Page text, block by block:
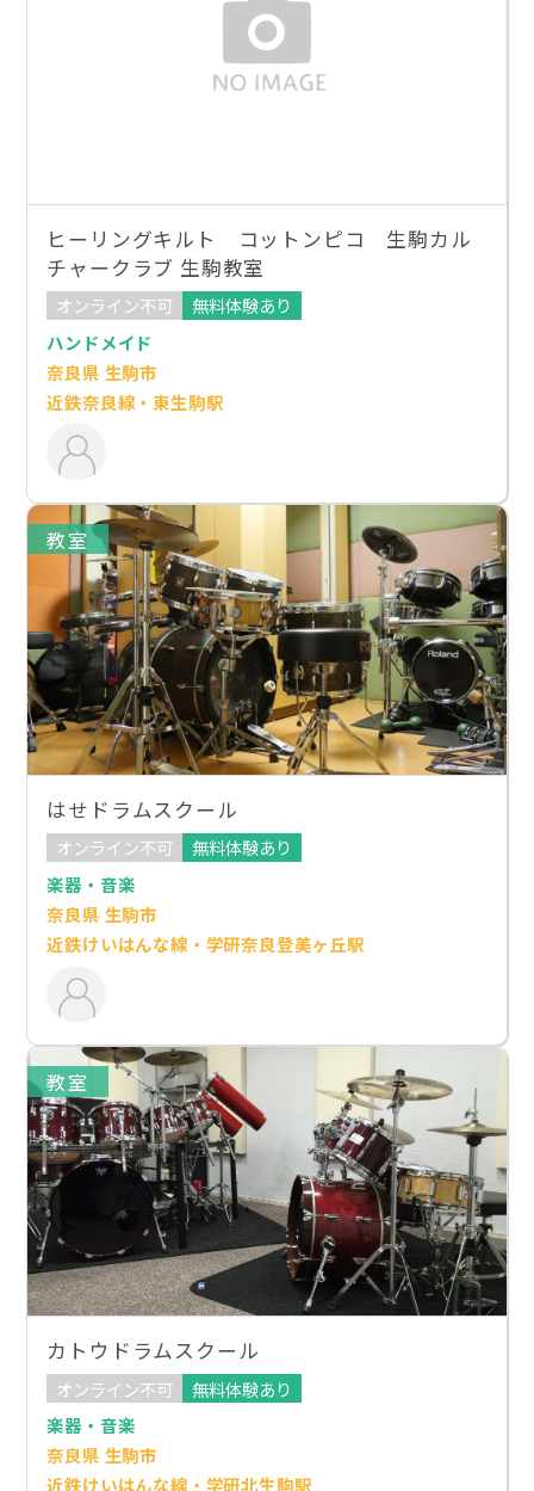
ヒーリングキルト コットンピコ 生駒カル
チャークラブ 生駒教室
オンライン不可
無料体験あり
ハンドメイド
奈良県 生駒市
近鉄奈良線・東生駒駅
教室
はせドラムスクール
オンライン不可
無料体験あり
楽器・音楽
奈良県 生駒市
近鉄けいはんな線・学研奈良登美ヶ丘駅
教室
カトウドラムスクール
オンライン不可
無料体験あり
楽器・音楽
奈良県 生駒市
近鉄けいはんな線・学研北生駒駅